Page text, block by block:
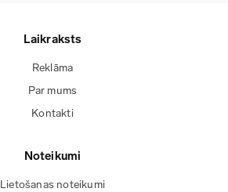
Laikraksts
Reklāma
Par mums
Kontakti
Noteikumi
Lietošanas noteikumi